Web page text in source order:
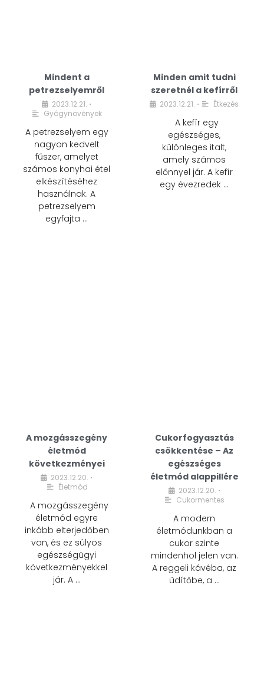
Mindent a
petrezselyemről
2023.12.21. •
Gyógynövények
A petrezselyem egy
nagyon kedvelt
fűszer, amelyet
számos konyhai étel
elkészítéséhez
használnak. A
petrezselyem
egyfajta …
Minden amit tudni
szeretnél a kefírről
2023.12.21. • Étkezés
A kefír egy
egészséges,
különleges italt,
amely számos
előnnyel jár. A kefír
egy évezredek …
A mozgásszegény
életmód
következményei
2023.12.20. •
Életmód
A mozgásszegény
életmód egyre
inkább elterjedőben
van, és ez súlyos
egészségügyi
következményekkel
jár. A …
Cukorfogyasztás
csökkentése – Az
egészséges
életmód alappillére
2023.12.20. •
Cukormentes
A modern
életmódunkban a
cukor szinte
mindenhol jelen van.
A reggeli kávéba, az
üdítőbe, a …